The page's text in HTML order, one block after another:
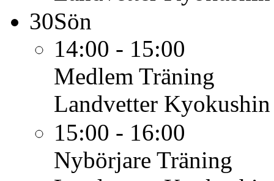
30Sön
14:00 - 15:00
Medlem Träning
Landvetter
15:00 - 16:00
Nybörjare Träning